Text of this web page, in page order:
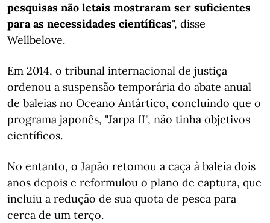
pesquisas não letais mostraram ser suficientes
para as necessidades científicas", disse
Wellbelove.
Em 2014, o tribunal internacional de justiça
ordenou a suspensão temporária do abate anual
de baleias no Oceano Antártico, concluindo que o
programa japonês, "Jarpa II", não tinha objetivos
científicos.
No entanto, o Japão retomou a caça à baleia dois
anos depois e reformulou o plano de captura, que
incluiu a redução de sua quota de pesca para
cerca de um terço.